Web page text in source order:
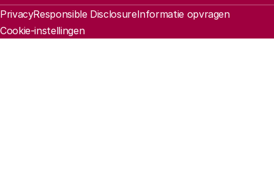
Juridische informatie
PrivacyResponsible DisclosureInformatie opvragen
Cookie-instellingen